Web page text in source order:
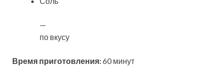
—
по вкусу
Время приготовления:60 минут